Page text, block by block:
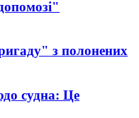
з полонених
судна: Це